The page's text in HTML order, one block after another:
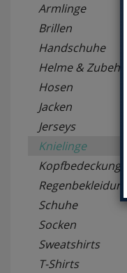
Armlinge
Brillen
Handschuhe
Helme & Zubehör
Hosen
Jacken
Jerseys
Knielinge
Kopfbedeckungen
Regenbekleidung
Schuhe
Socken
Sweatshirts
T-Shirts